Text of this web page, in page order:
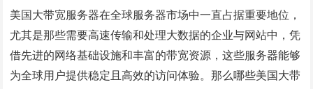
美国大带宽服务器在全球服务器市场中一直占据重要地位，
尤其是那些需要高速传输和处理大数据的企业与网站中，凭
借先进的网络基础设施和丰富的带宽资源，这些服务器能够
为全球用户提供稳定且高效的访问体验。那么哪些美国大带